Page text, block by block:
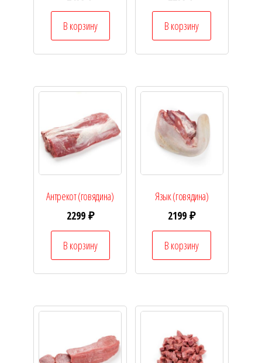
В корзину В корзину
Антрекот (говядина)
2299 ₽
В корзину
Язык (говядина)
2199₽
В корзину